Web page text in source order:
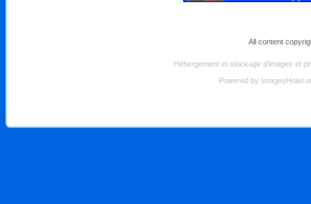
All content
Hébergement et stockage d'images et
Powered by